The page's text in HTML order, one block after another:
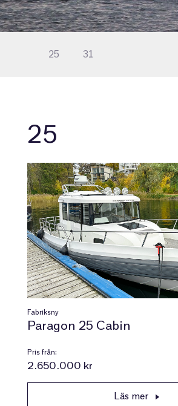
25 31
25
Fabriksny
Paragon 25 Cabin
Pris från:
2.650.000 kr
Läs mer